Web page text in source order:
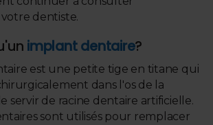
dentiste.
implant dentaire?
est une petite tige en titane qui
dans l'os de la
servir de racine dentaire artificielle.
sont utilisés pour remplacer